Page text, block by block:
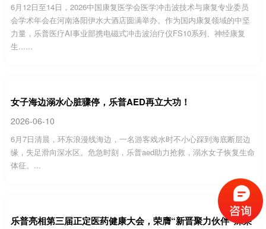
6月12日至14日，2026中国康复医学会医学冲击波技术与康复专业委员
会学术年会在河南洛阳伊水大酒店圆满举办。作为国内康复领域的中坚
力量，乐普医疗AI事业部携电磁式冲击波治疗仪FS10系列、神经康复
生......
女子海边溺水心脏骤停，乐普AED再立大功！
2026-06-10
6月7日清晨，环东浪漫线海边，一名游客戏水时不小心踩到海底断层边
缘，失足滑向深水区。危急时刻，乐普aed助力抢救，溺水女子恢复生命
体征。...
乐普亮相第三届正定医药健康大会，荣膺“新晋聚力伙伴”殊荣